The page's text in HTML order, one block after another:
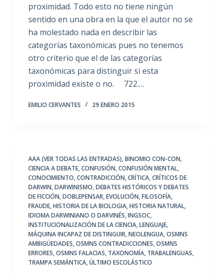
proximidad. Todo esto no tiene ningún
sentido en una obra en la que el autor no se
ha molestado nada en describir las
categorías taxonómicas pues no tenemos
otro criterio que el de las categorías
taxonómicas para distinguir si esta
proximidad existe o no. 722.…
EMILIO CERVANTES 29 ENERO 2015
AAA (VER TODAS LAS ENTRADAS),BINOMIO CON-CON,
CIENCIA A DEBATE,CONFUSIÓN,CONFUSIÓN MENTAL,
CONOCIMIENTO,CONTRADICCIÓN,CRÍTICA,CRÍTICOS DE
DARWIN,DARWINISMO,DEBATES HISTÓRICOS Y DEBATES
DE FICCIÓN,DOBLEPENSAR,EVOLUCIÓN,FILOSOFÍA,
FRAUDE,HISTORIA DE LA BIOLOGIA,HISTORIA NATURAL,
IDIOMA DARWINIANO O DARVINÉS,INGSOC,
INSTITUCIONALIZACIÓN DE LA CIENCIA,LENGUAJE,
MÁQUINA INCAPAZ DE DISTINGUIR,NEOLENGUA,OSMNS
AMBIGÜEDADES,OSMNS CONTRADICCIONES,OSMNS
ERRORES,OSMNS FALACIAS, TAXONOMÍA, TRABALENGUAS,
TRAMPA SEMÁNTICA,ÚLTIMO ESCOLÁSTICO